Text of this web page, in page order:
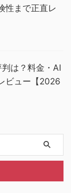
性まで正直レ
は？料金・AI
ビュー【2026